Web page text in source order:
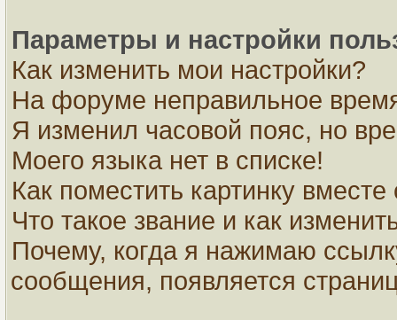
Параметры и настройки
Как изменить мои настройки?
На форуме неправильное
Я изменил часовой пояс, но
Моего языка нет в списке!
Как поместить картинку
Что такое звание и как
Почему, когда я нажимаю
сообщения, появляется